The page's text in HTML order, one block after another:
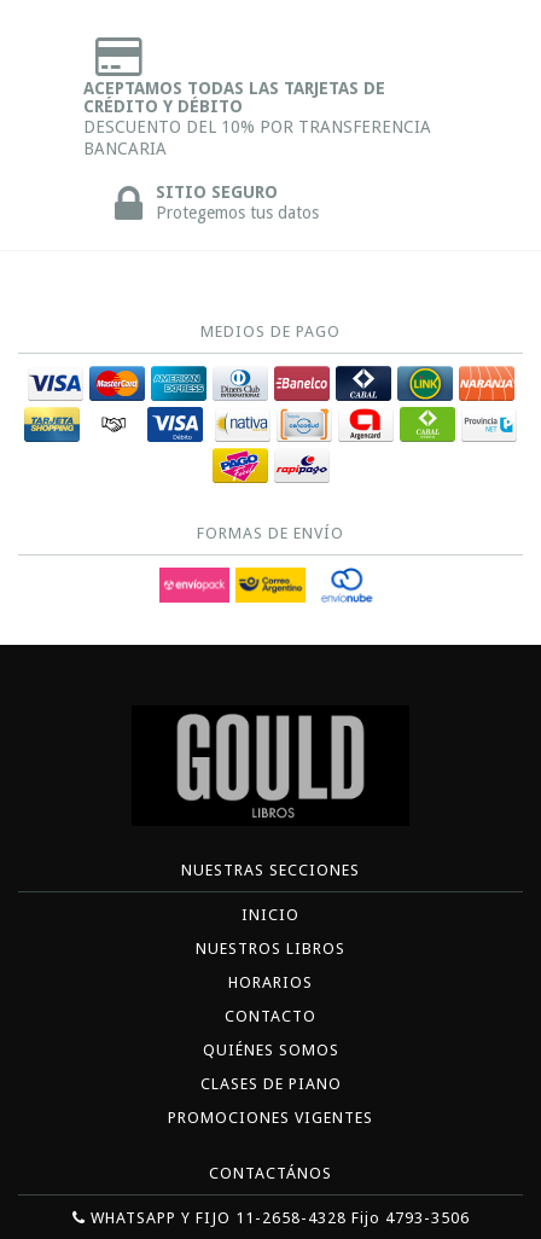
ACEPTAMOS TODAS LAS TARJETAS DE
CRÉDITO Y DÉBITO
DESCUENTO DEL 10% POR TRANSFERENCIA
BANCARIA
SITIO SEGURO
Protegemos tus datos
MEDIOS DE PAGO
FORMAS DE ENVÍO
NUESTRAS SECCIONES
INICIO
NUESTROS LIBROS
HORARIOS
CONTACTO
QUIÉNES SOMOS
CLASES DE PIANO
PROMOCIONES VIGENTES
CONTACTÁNOS
WHATSAPP Y FIJO 11-2658-4328 Fijo 4793-3506